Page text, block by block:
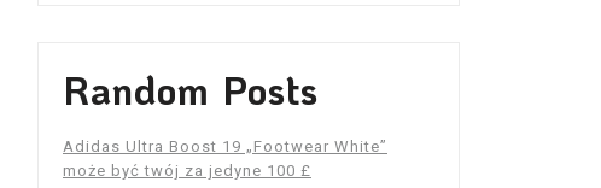
Random Posts
Adidas Ultra Boost 19 „Footwear White”
może być twój za jedyne 100 £